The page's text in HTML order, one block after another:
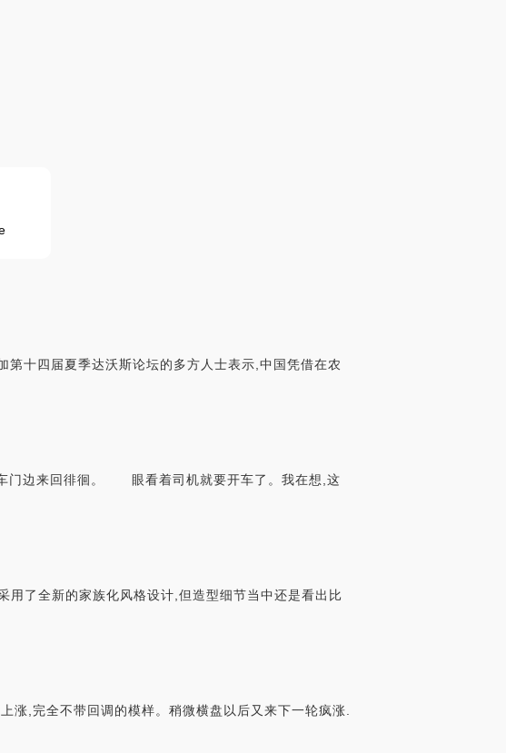
十四届夏季达沃斯论坛的多方人士表示,中国凭借在农
边来回徘徊。 眼看着司机就要开车了。我在想,这
了全新的家族化风格设计,但造型细节当中还是看出比
涨,完全不带回调的模样。稍微横盘以后又来下一轮疯涨.